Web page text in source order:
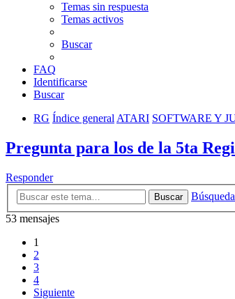
Temas sin respuesta
Temas activos
Buscar
FAQ
Identificarse
Buscar
RG Índice generalATARI SOFTWARE Y
Pregunta para los de la 5ta
Responder
Buscar
53 mensajes
1
2
3
4
Siguiente